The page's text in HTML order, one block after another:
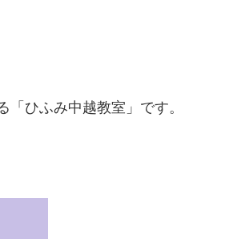
ひふみ中越教室」です。